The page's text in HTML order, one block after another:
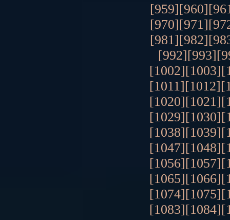
[959][960]
[970][971]
[981][982]
[992][993]
[1002][1003]
[1011][1012]
[1020][1021]
[1029][1030]
[1038][1039]
[1047][1048]
[1056][1057]
[1065][1066]
[1074][1075]
[1083][1084]